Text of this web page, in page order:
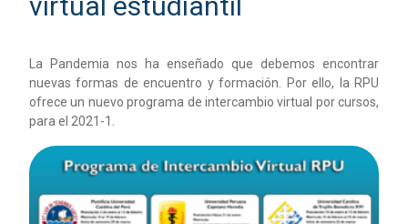
La Pandemia nos ha enseñado que debemos encontrar
nuevas formas de encuentro y formación. Por ello, la RPU
ofrece un nuevo programa de intercambio virtual por cursos,
para el 2021-1.